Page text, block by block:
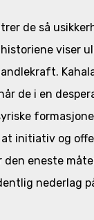
de så
viser
de i en
at initiativ og
den eneste
nederlag